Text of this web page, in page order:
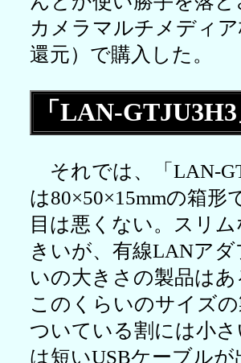
カメラマルチメディ
還元）で購入した。
「LAN-
それでは、「LAN-
は80×50×15mmの箱
目は悪くない。スリ
きいが、有線LANア
いの大きさの製品は
このくらいのサイズ
ついている割には小
は短いUSBケーブル